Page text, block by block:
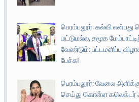
பெரம்பலூர்: கல்வி என்பது
மட்டுமல்ல, சமூக
வேண்டும்: பட்டமளிப்பு
பேச்சு!
பெரம்பலூர்: வேலை
செய்து கொள்ள கலெக்டர்